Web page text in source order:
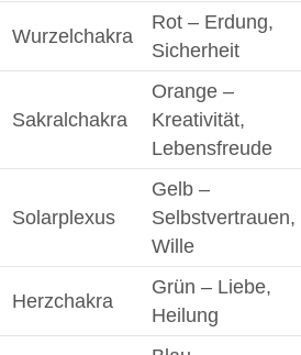
Wurzelchakra
Rot – Erdung,
Sicherheit
Sakralchakra
Orange –
Kreativität,
Lebensfreude
Solarplexus
Gelb –
Selbstvertrauen,
Wille
Herzchakra
Grün – Liebe,
Heilung